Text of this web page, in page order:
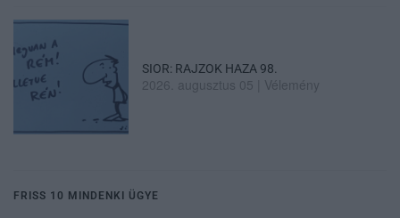
SIOR: RAJZOK HAZA 98.
2026. augusztus 05 Vélemény
FRISS 10 MINDENKI ÜGYE